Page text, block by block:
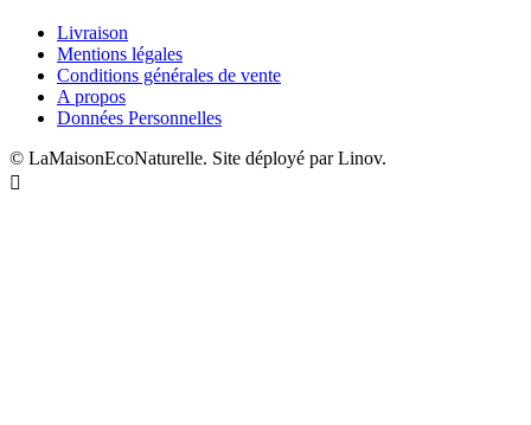
Livraison
Mentions légales
Conditions générales de vente
A propos
Données Personnelles
© LaMaisonEcoNaturelle. Site déployé par Linov.
Designed by uhuPage
